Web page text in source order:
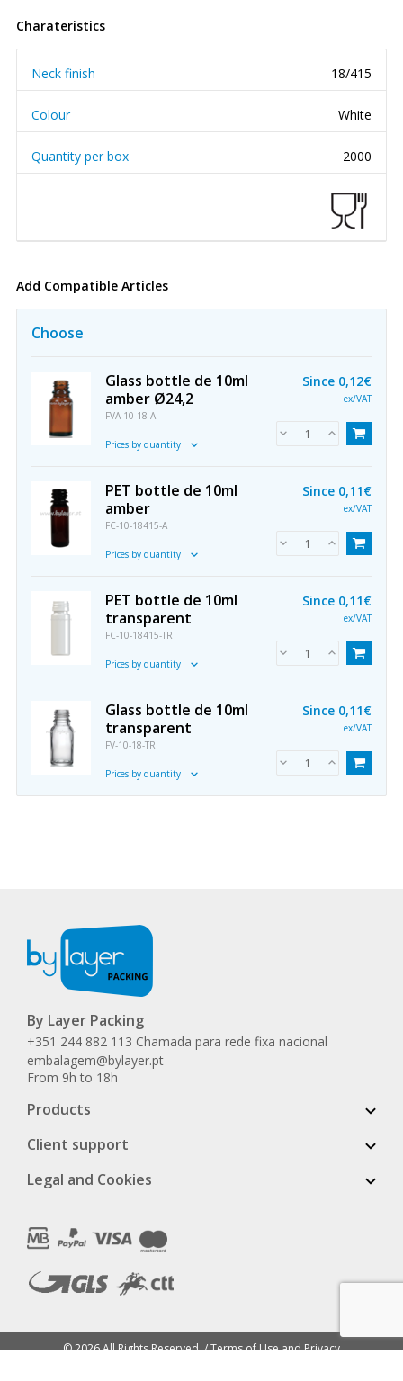
Charateristics
Neck finish 18/415
Colour White
Quantity per box 2000
Add Compatible Articles
Choose
Glass bottle de 10ml
amber Ø24,2
FVA-10-18-A
Prices by quantity
Since 0,12€
ex/VAT
PET bottle de 10ml
amber
FC-10-18415-A
Prices by quantity
Since 0,11€
ex/VAT
PET bottle de 10ml
transparent
FC-10-18415-TR
Prices by quantity
Since 0,11€
ex/VAT
Glass bottle de 10ml
transparent
FV-10-18-TR
Prices by quantity
Since 0,11€
ex/VAT
By Layer Packing
+351 244 882 113 Chamada para rede fixa nacional
embalagem@bylayer.pt
From 9h to 18h
Products
Client support
Legal and Cookies
© 2026 All Rights Reserved. /Terms of Use and Privacy